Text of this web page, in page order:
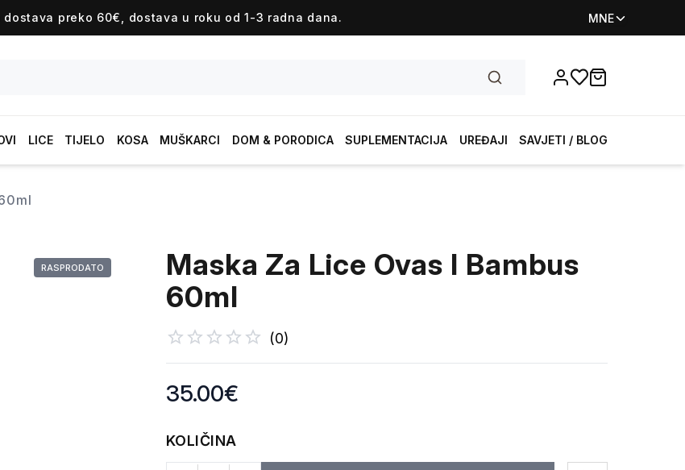
dostava preko 60€, dostava u roku od 1-3 radna dana. MNE
Favorites
items in cart,
LICE TIJELO KOSA MUŠKARCI DOM & PORODICA SUPLEMENTACIJA UREĐAJI SAVJETI / BLOG
RASPRODATO
Maska Za Lice Ovas I Bambus
60ml
(0)
Product information
35.00€
KOLIČINA